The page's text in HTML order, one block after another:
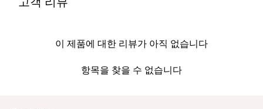
이 제품에 대한 리뷰가 아직 없습니다
항목을 찾을 수 없습니다